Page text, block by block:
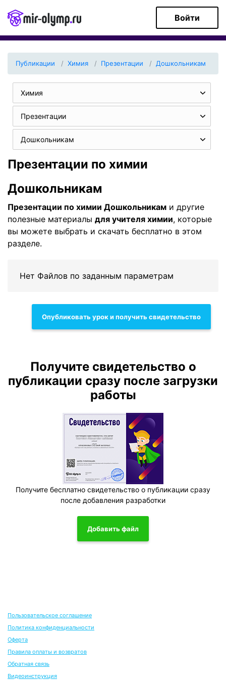
Войти
Публикации Химия Презентации Дошкольникам
Химия
Презентации
Дошкольникам
Презентации по химии
Дошкольникам
Презентации по химии Дошкольникам и другие
полезные материалы для учителя химии, которые
вы можете выбрать и скачать бесплатно в этом
разделе.
Нет Файлов по заданным параметрам
Опубликовать урок и получить свидетельство
Получите свидетельство о
публикации сразу после загрузки
работы
Получите бесплатно свидетельство о публикации сразу
после добавления разработки
Добавить файл
Пользовательское соглашение
Политика конфиденциальности
Оферта
Правила оплаты и возвратов
Обратная связь
Видеоинструкция